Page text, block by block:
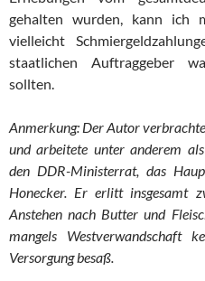
gehalten wurden, kann ich
vielleicht
staatlichen Auftraggeber
sollten.
Anmerkung: Der Autor
und arbeitete unter anderem
den DDR-Ministerrat, das
Honecker. Er erlitt insgesamt
Anstehen nach But­ter und
mangels West­ver­wand­schaft
Versorgung besaß.